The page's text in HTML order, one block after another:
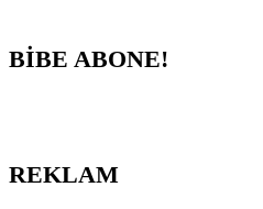
BİBE ABONE!
REKLAM